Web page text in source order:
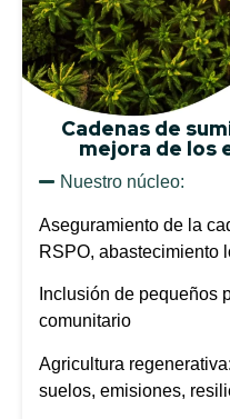
Cadenas de
mejora de los
Nuestro núcleo:
Aseguramiento de la
RSPO, abastecimiento
Inclusión de pequeños
comunitario
Agricultura
suelos, emisiones,